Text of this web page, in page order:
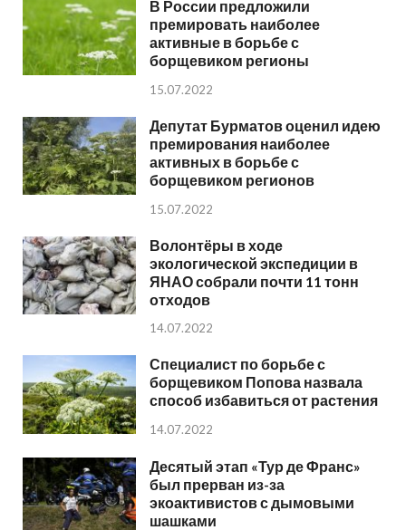
В России предложили
премировать наиболее
активные в борьбе с
борщевиком регионы
15.07.2022
Депутат Бурматов оценил идею
премирования наиболее
активных в борьбе с
борщевиком регионов
15.07.2022
Волонтёры в ходе
экологической экспедиции в
ЯНАО собрали почти 11 тонн
отходов
14.07.2022
Специалист по борьбе с
борщевиком Попова назвала
способ избавиться от растения
14.07.2022
Десятый этап «Тур де Франс»
был прерван из-за
экоактивистов с дымовыми
шашками